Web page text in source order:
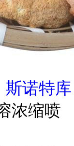
斯诺特库
浓缩喷